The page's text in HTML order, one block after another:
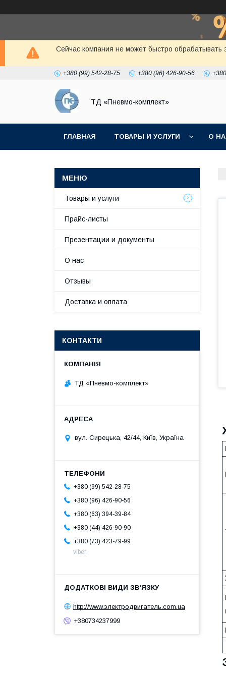
Сейчас компания не может быстро
+380 (99) 542-28-75 +380 (96) 426-90-56
ТД «Пневмо-комплект»
ГЛАВНАЯ ТОВАРЫ И УСЛУГИ О
Товары и услуги
Прайс-листы
Презентации и документы
О нас
Отзывы
Доставка и оплата
КОНТАКТИ
ТД «Пневмо-комплект»
вул. Сирецька, 42/44, Київ, Україна
+380 (99) 542-28-75
+380 (96) 426-90-56
+380 (63) 394-39-84
+380 (44) 426-90-90
+380 (73) 423-79-99
viber
http://www.электродвигатель.com.ua
+380734237999